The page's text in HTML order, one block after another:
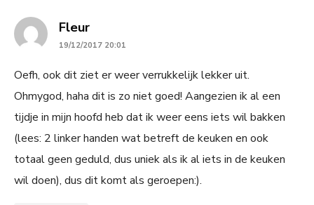
Fleursays:
19/12/2017 20:01
Oefh, ook dit ziet er weer verrukkelijk lekker uit.
Ohmygod, haha dit is zo niet goed! Aangezien ik al een
tijdje in mijn hoofd heb dat ik weer eens iets wil bakken
(lees: 2 linker handen wat betreft de keuken en ook
totaal geen geduld, dus uniek als ik al iets in de keuken
wil doen), dus dit komt als geroepen:).